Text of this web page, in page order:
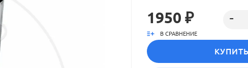
1950 ₽
В СРАВНЕНИЕ